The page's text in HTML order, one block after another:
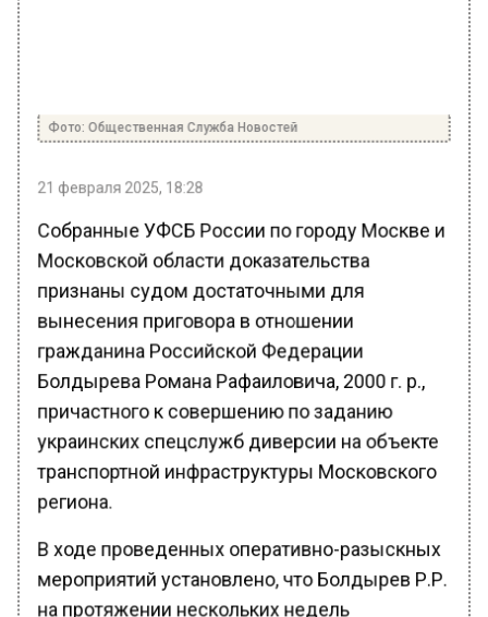
Собранные УФСБ России по городу Москве и
Московской области доказательства
гражданина Российской Федерации
Болдырева Романа Рафаиловича, 2000 г. р.,
причастного к совершению по заданию
украинских спецслужб диверсии на объекте
транспортной инфраструктуры Московского
региона.
В ходе проведенных оперативно-разыскных
мероприятий установлено, что Болдырев Р.Р.
на протяжении нескольких недель